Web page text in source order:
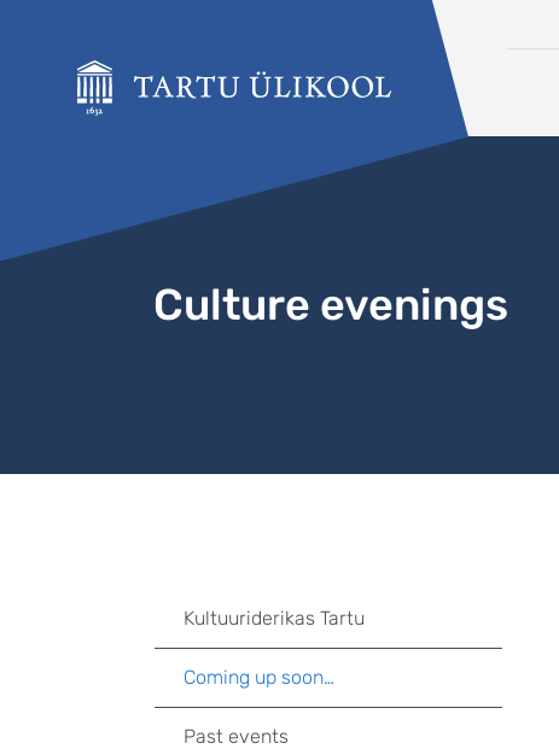
Culture evenings
Kultuuriderikas Tartu
Coming up soon…
Past events